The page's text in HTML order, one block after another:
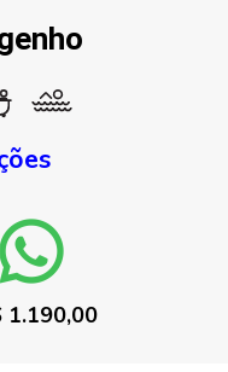
1.190,00